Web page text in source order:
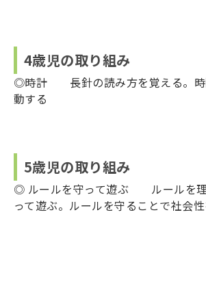
4歳児の取り組み
◎時計 長針の読み方を覚える。時
動する
5歳児の取り組み
◎ ルールを守って遊ぶ ルールを理
って遊ぶ。ルールを守ることで社会性